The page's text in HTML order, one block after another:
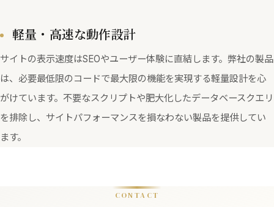
軽量・高速な動作設計
サイトの表示速度はSEOやユーザー体験に直結します。弊社の製品
は、必要最低限のコードで最大限の機能を実現する軽量設計を心
がけています。不要なスクリプトや肥大化したデータベースクエリ
を排除し、サイトパフォーマンスを損なわない製品を提供してい
ます。
CONTACT